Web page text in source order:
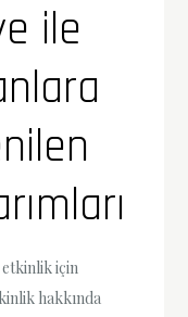
ile
etkinlik için
hakkında